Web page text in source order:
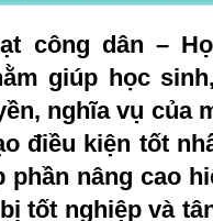
công dân –
giúp học
nghĩa vụ của
điều kiện tốt
phần nâng cao
tốt nghiệp và